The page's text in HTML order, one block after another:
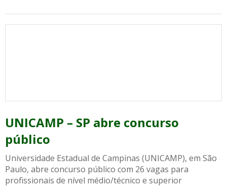
UNICAMP – SP abre concurso
público
Universidade Estadual de Campinas (UNICAMP), em São
Paulo, abre concurso público com 26 vagas para
profissionais de nível médio/técnico e superior